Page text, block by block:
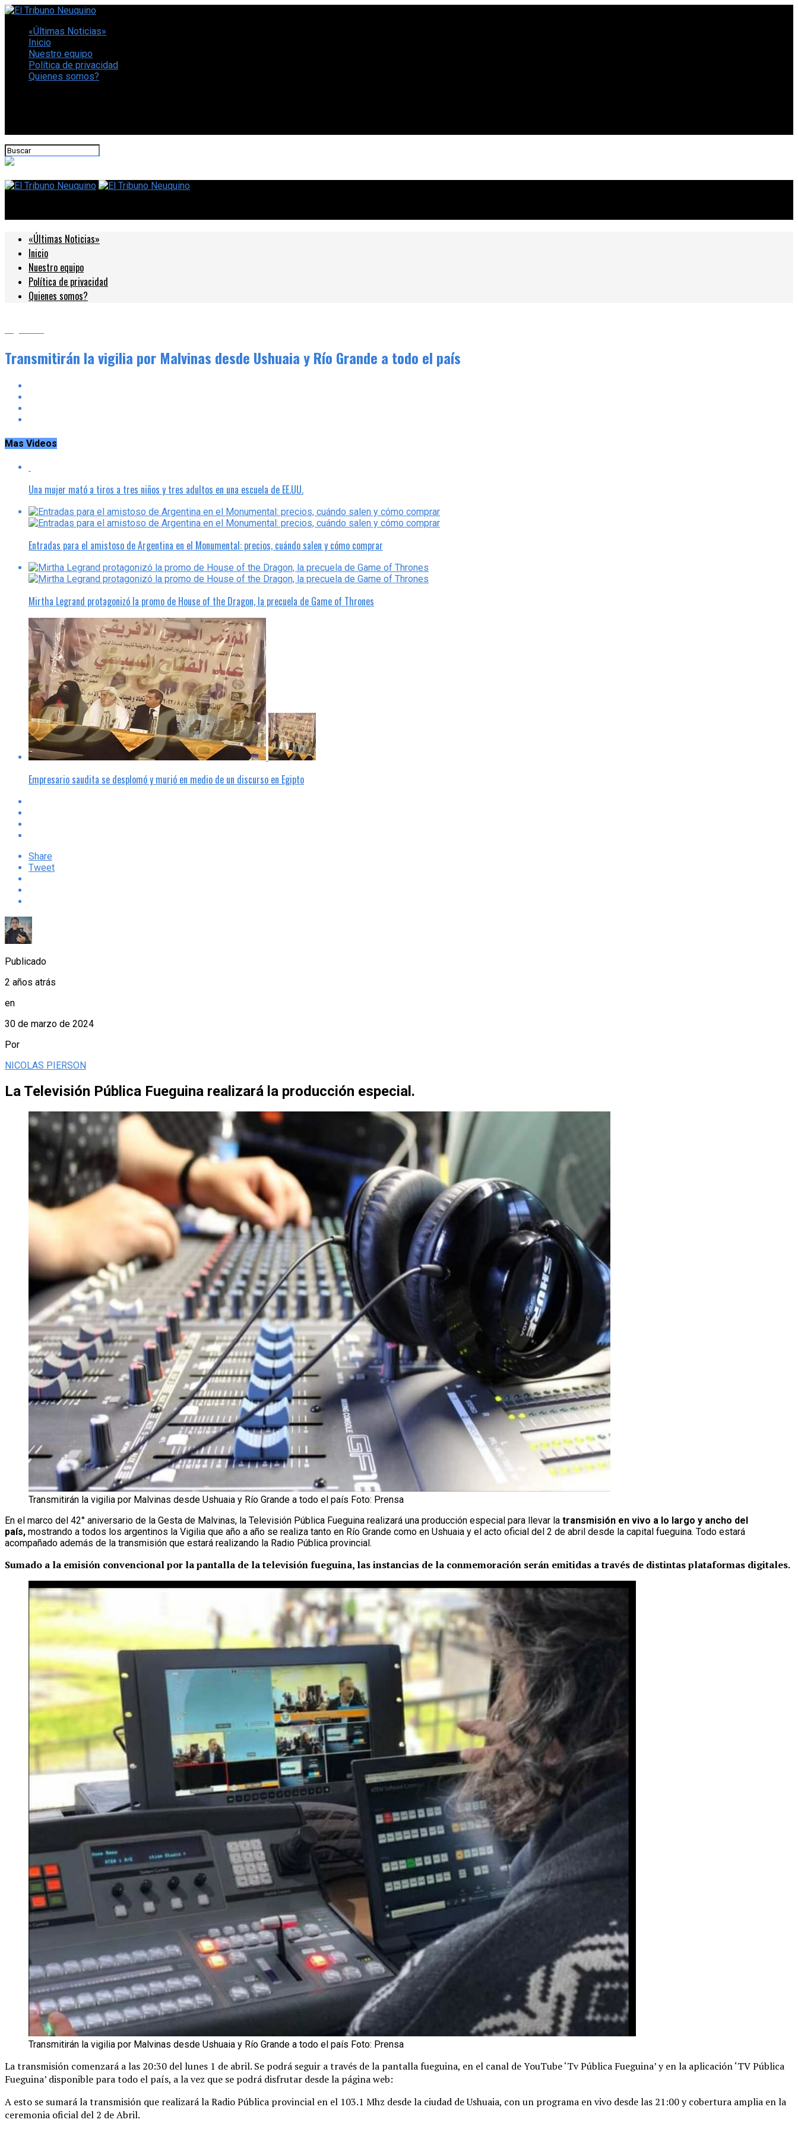
«Últimas Noticias»
Inicio
Nuestro equipo
Política de privacidad
Quienes somos?
«Últimas Noticias»
Inicio
Nuestro equipo
Política de privacidad
Quienes somos?
Transmitirán la vigilia por Malvinas desde Ushuaia y Río Grande a todo el país
Mas Videos
Una mujer mató a tiros a tres niños y tres adultos en una escuela de EE.UU.
Entradas para el amistoso de Argentina en el Monumental: precios, cuándo salen y cómo comprar
Mirtha Legrand protagonizó la promo de House of the Dragon, la precuela de Game of Thrones
Empresario saudita se desplomó y murió en medio de un discurso en Egipto
Share
Tweet
Publicado
2 años atrás
en
30 de marzo de 2024
Por
NICOLAS PIERSON
La Televisión Pública Fueguina realizará la producción especial.
Transmitirán la vigilia por Malvinas desde Ushuaia y Río Grande a todo el país Foto: Prensa
En el marco del 42° aniversario de la Gesta de Malvinas, la Televisión Pública Fueguina realizará una producción especial para llevar la transmisión en vivo a lo largo y ancho del
país, mostrando a todos los argentinos la Vigilia que año a año se realiza tanto en Río Grande como en Ushuaia y el acto oficial del 2 de abril desde la capital fueguina. Todo estará
acompañado además de la transmisión que estará realizando la Radio Pública provincial.
Sumado a la emisión convencional por la pantalla de la televisión fueguina, las instancias de la conmemoración serán emitidas a través de distintas plataformas digitales.
Transmitirán la vigilia por Malvinas desde Ushuaia y Río Grande a todo el país Foto: Prensa
La transmisión comenzará a las 20:30 del lunes 1 de abril. Se podrá seguir a través de la pantalla fueguina, en el canal de YouTube ‘Tv Pública Fueguina’ y en la aplicación ‘TV Pública
Fueguina’ disponible para todo el país, a la vez que se podrá disfrutar desde la página web:
A esto se sumará la transmisión que realizará la Radio Pública provincial en el 103.1 Mhz desde la ciudad de Ushuaia, con un programa en vivo desde las 21:00 y cobertura amplia en la
ceremonia oficial del 2 de Abril.